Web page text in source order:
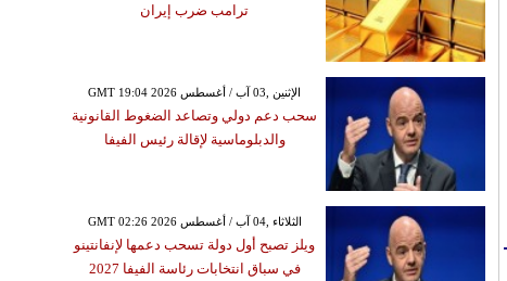
ترامب ضرب إيران
GMT 19:04 2026 الإثنين ,03 آب / أغسطس
سحب دعم دولي وتصاعد الضغوط القانونية
والدبلوماسية لإقالة رئيس الفيفا
GMT 02:26 2026 الثلاثاء ,04 آب / أغسطس
ويلز تصبح أول دولة تسحب دعمها لإنفانتينو
في سباق انتخابات رئاسة الفيفا 2027